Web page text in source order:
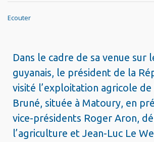
Ecouter
Dans le cadre de sa venue sur
guyanais, le président de la
visité l’exploitation agricole
Bruné, située à Matoury, en
vice-présidents Roger Aron,
l’agriculture et Jean-Luc Le